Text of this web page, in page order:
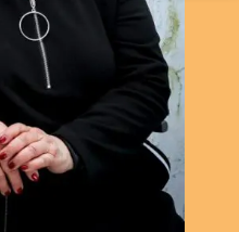
und Ihre Zustimmung zu
müssen Sie Ihre
bitten.
Technologien auf unserer
während andere
Erfahrung zu verbessern.
verarbeitet werden (z. B. IP-
Anzeigen und Inhalte oder
Weitere Informationen über
Sie in unserer